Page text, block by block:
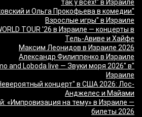
так у всех!" в Израиле
и Ольга Прокофьева в комедии
Взрослые игры" в Израиле
TOUR '26 в Израиле — концерты в
Тель-Авиве и Хайфе
Максим Леонидов в Израиле 2026
Александр Филиппенко в Израиле
and Loboda live — Звуки моря 2026" в
Израиле
концерт" в США 2026: Лос-
Анджелес и Майами
«Импровизация на тему» в Израиле —
билеты 2026